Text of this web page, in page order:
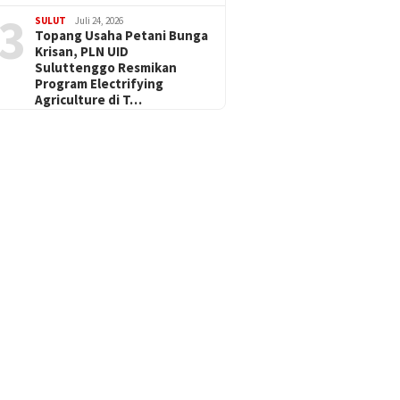
SULUT Juli 24, 2026
Topang Usaha Petani Bunga
Krisan, PLN UID
Suluttenggo Resmikan
Program Electrifying
Agriculture di T…